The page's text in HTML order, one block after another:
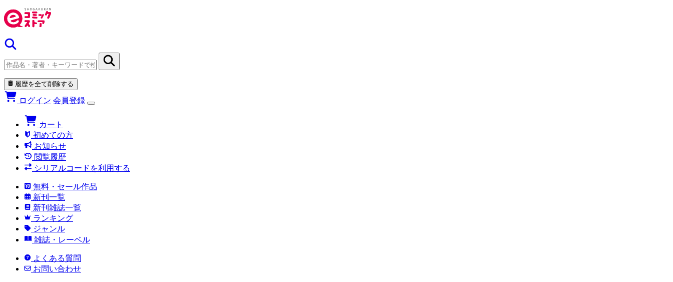
履歴を全て削除する
ログイン 会員登録
カート
初めての方
お知らせ
閲覧履歴
シリアルコードを利用する
無料・セール作品
新刊一覧
新刊雑誌一覧
ランキング
ジャンル
雑誌・レーベル
よくある質問
お問い合わせ